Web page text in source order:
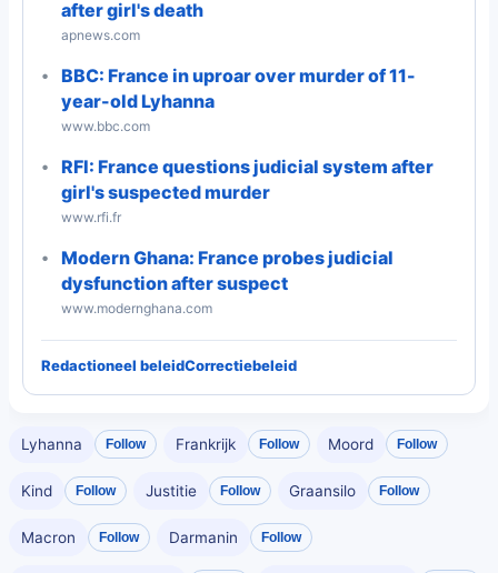
after girl's death
apnews.com
BBC: France in uproar over murder of 11-
year-old Lyhanna
www.bbc.com
RFI: France questions judicial system after
girl's suspected murder
www.rfi.fr
Modern Ghana: France probes judicial
dysfunction after suspect
www.modernghana.com
Redactioneel beleidCorrectiebeleid
Lyhanna Follow Frankrijk Follow Moord Follow
Kind Follow Justitie Follow Graansilo Follow
Macron Follow Darmanin Follow